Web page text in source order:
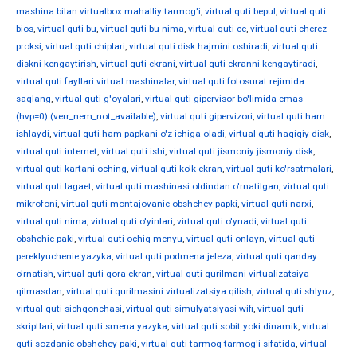
mashina bilan virtualbox mahalliy tarmog'i, virtual quti bepul, virtual quti
bios, virtual quti bu, virtual quti bu nima, virtual quti ce, virtual quti cherez
proksi, virtual quti chiplari, virtual quti disk hajmini oshiradi, virtual quti
diskni kengaytirish, virtual quti ekrani, virtual quti ekranni kengaytiradi,
virtual quti fayllari virtual mashinalar, virtual quti fotosurat rejimida
saqlang, virtual quti g'oyalari, virtual quti gipervisor bo'limida emas
(hvp=0) (verr_nem_not_available), virtual quti gipervizori, virtual quti ham
ishlaydi, virtual quti ham papkani o'z ichiga oladi, virtual quti haqiqiy disk,
virtual quti internet, virtual quti ishi, virtual quti jismoniy jismoniy disk,
virtual quti kartani oching, virtual quti ko'k ekran, virtual quti ko'rsatmalari,
virtual quti lagaet, virtual quti mashinasi oldindan o'rnatilgan, virtual quti
mikrofoni, virtual quti montajovanie obshchey papki, virtual quti narxi,
virtual quti nima, virtual quti o'yinlari, virtual quti o'ynadi, virtual quti
obshchie paki, virtual quti ochiq menyu, virtual quti onlayn, virtual quti
pereklyuchenie yazyka, virtual quti podmena jeleza, virtual quti qanday
o'rnatish, virtual quti qora ekran, virtual quti qurilmani virtualizatsiya
qilmasdan, virtual quti qurilmasini virtualizatsiya qilish, virtual quti shlyuz,
virtual quti sichqonchasi, virtual quti simulyatsiyasi wifi, virtual quti
skriptlari, virtual quti smena yazyka, virtual quti sobit yoki dinamik, virtual
quti sozdanie obshchey paki, virtual quti tarmoq tarmog'i sifatida, virtual